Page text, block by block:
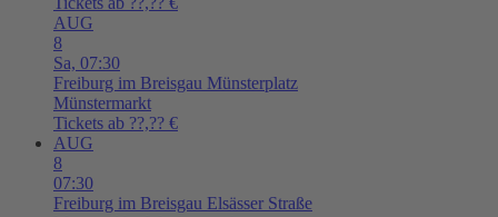
AUG
8
Sa, 07:30
Freiburg im Breisgau Münsterplatz
Münstermarkt
Tickets ab ??,?? €
AUG
8
07:30
Freiburg im Breisgau Elsässer Straße